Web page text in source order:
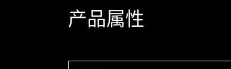
产品属性